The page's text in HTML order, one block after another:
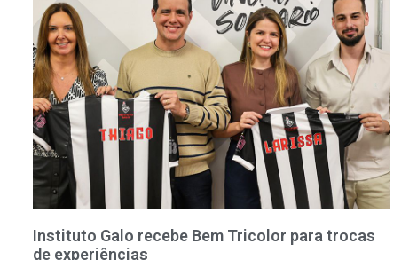
Instituto Galo recebe Bem Tricolor para trocas
de experiências